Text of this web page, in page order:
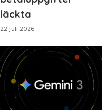
läckta
22 juli 2026